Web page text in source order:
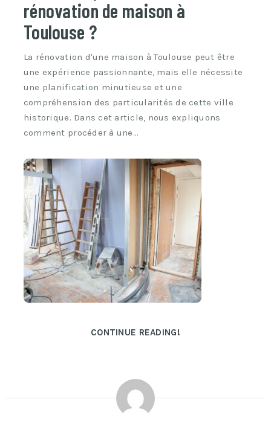
rénovation de maison à
Toulouse ?
La rénovation d'une maison à Toulouse peut être
une expérience passionnante, mais elle nécessite
une planification minutieuse et une
compréhension des particularités de cette ville
historique. Dans cet article, nous expliquons
comment procéder à une…
CONTINUE READING!